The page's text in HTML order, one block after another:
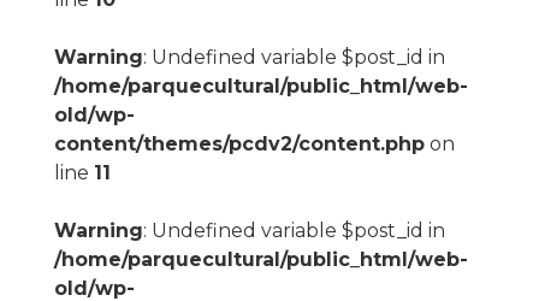
Warning: Undefined variable $post_id in
/home/parquecultural/public_html/web-
old/wp-
content/themes/pcdv2/content.phpon
line 11
Warning: Undefined variable $post_id in
/home/parquecultural/public_html/web-
old/wp-